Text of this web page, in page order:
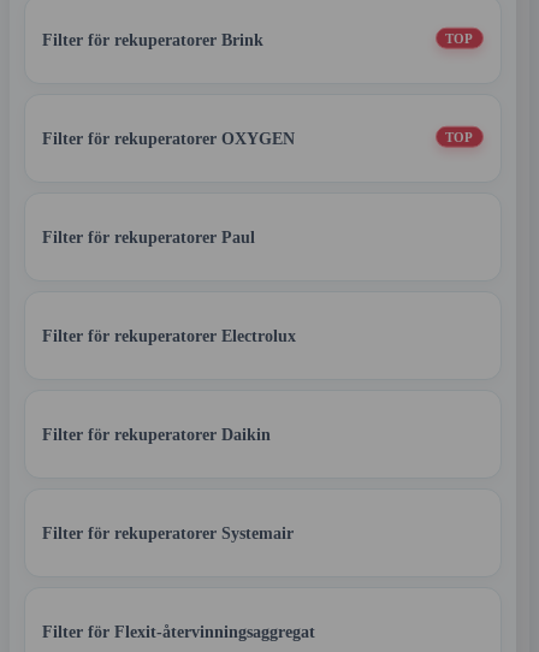
Filter för rekuperatorer Brink TOP
Filter för rekuperatorer OXYGEN TOP
Filter för rekuperatorer Paul
Filter för rekuperatorer Electrolux
Filter för rekuperatorer Daikin
Filter för rekuperatorer Systemair
Filter för Flexit-återvinningsaggregat